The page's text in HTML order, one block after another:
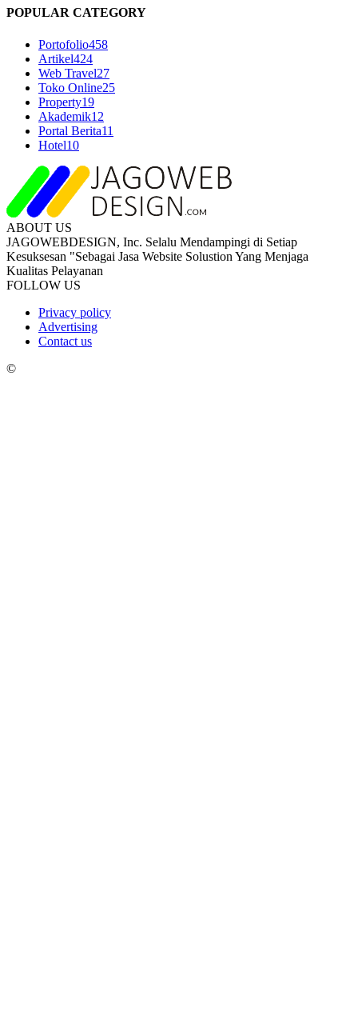
POPULAR CATEGORY
Portofolio458
Artikel424
Web Travel27
Toko Online25
Property19
Akademik12
Portal Berita11
Hotel10
ABOUT US
JAGOWEBDESIGN, Inc. Selalu Mendampingi di Setiap
Kesuksesan "Sebagai Jasa Website Solustion Yang Menjaga
Kualitas Pelayanan
FOLLOW US
Privacy policy
Advertising
Contact us
©